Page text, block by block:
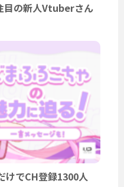
目の新人Vtuberさん
でCH登録1300人